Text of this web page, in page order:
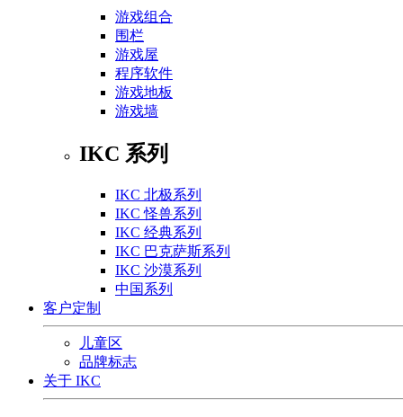
游戏组合
围栏
游戏屋
程序软件
游戏地板
游戏墙
IKC 系列
IKC 北极系列
IKC 怪兽系列
IKC 经典系列
IKC 巴克萨斯系列
IKC 沙漠系列
中国系列
客户定制
儿童区
品牌标志
关于 IKC